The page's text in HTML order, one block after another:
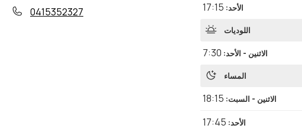
0415352327
الأحد:
17:15
اللوديات
الاثنين - الأحد:
7:30
المساء
الاثنين - السبت:
18:15
الأحد:
17:45